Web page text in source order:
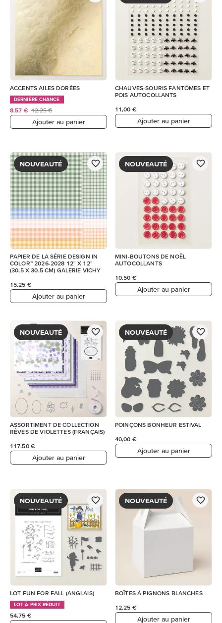
ACCENTS AILES DORÉES
DERNIÈRE CHANCE
8,57 € 12,25 €
Ajouter au panier
CHAUVES-SOURIS FANTÔMES ET
POIS AUTOCOLLANTS
11,00 €
Ajouter au panier
NOUVEAUTÉ
PAPIER DE LA SÉRIE DESIGN IN
COLOR™ 2026-2028 12" X 12"
(30,5 X 30,5 CM) GALERIE VICHY
15,25 €
Ajouter au panier
NOUVEAUTÉ
MINI-BOUTONS DE NOËL
AUTOCOLLANTS
10,50 €
Ajouter au panier
NOUVEAUTÉ
ASSORTIMENT DE COLLECTION
RÊVES DE VIOLETTES (FRANÇAIS)
117,50 €
Ajouter au panier
NOUVEAUTÉ
POINÇONS BONHEUR ESTIVAL
40,00 €
Ajouter au panier
NOUVEAUTÉ
LOT FUN FOR FALL (ANGLAIS)
LOT À PRIX RÉDUIT
54,75 €
NOUVEAUTÉ
BOÎTES À PIGNONS BLANCHES
12,25 €
Ajouter au panier